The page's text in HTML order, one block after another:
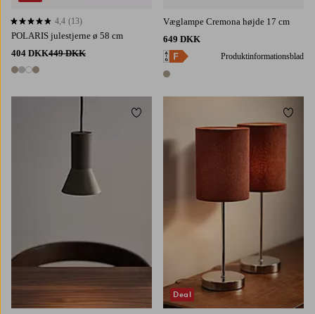
POLARIS julestjerne ø 58 cm
404 DKK449 DKK
4 farver
4,4 baseret på 13 bedømmelser
4,4 (13)
Væglampe Cremona højde 17 cm
649 DKK
Produktinformationsblad
1 farve
Tilføj til favoritter
Deal
Tilføj